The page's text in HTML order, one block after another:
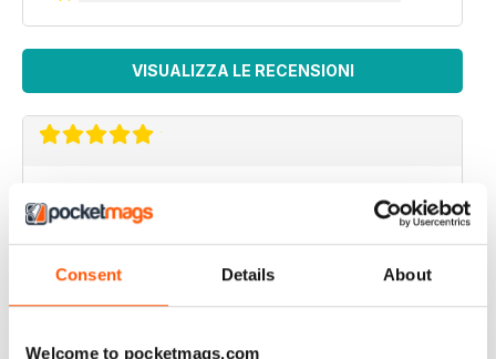
Consent Details About
Welcome to pocketmags.com
VISUALIZZA LE RECENSIONI
Really enjoyed this issue.